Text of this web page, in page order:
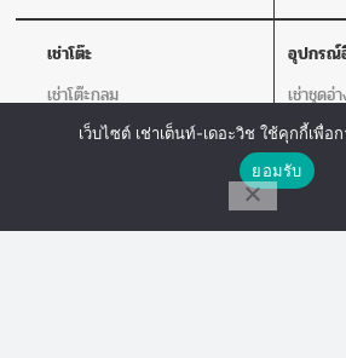
เช่าโต๊ะ
เช่าโต๊ะกลม
โต๊ะเหลี่ยมหน้าขาว
อุปกรณ์
เช่าชุดอ่
เช่าคลูเ
เช่าโปส
เครื่อง
Line Chat
เว็บไซต์ เช่าเต็นท์-เดอะวิช ใช้คุกกี้เพื่อ
ยอมรับ